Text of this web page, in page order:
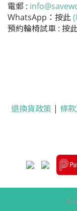
電郵 :
WhatsApp：按此
預約輪椅試車 : 按此
退換貨政策 | 條